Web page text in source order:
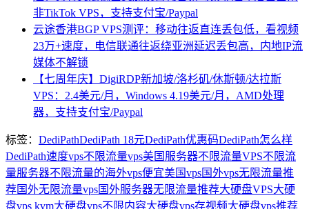
非TikTok VPS，支持支付宝/Paypal
云途香港BGP VPS测评：移动往返直连丢包低，看视频
23万+速度，电信联通往返绕亚洲延迟丢包高，内地IP流
媒体不解锁
【七周年庆】DigiRDP新加坡/洛杉矶/休斯顿/达拉斯
VPS：2.4美元/月，Windows 4.19美元/月，AMD处理
器，支持支付宝/Paypal
标签： DediPathDediPath 18元DediPath优惠码DediPath怎么样
DediPath速度vps不限流量vps美国服务器不限流量VPS不限流
量服务器不限流量的海外vps便宜美国vps国外vps无限流量推
荐国外无限流量vps国外服务器无限流量推荐大硬盘VPS大硬
盘vps kvm大硬盘vps不限内容大硬盘vps存视频大硬盘vps推荐